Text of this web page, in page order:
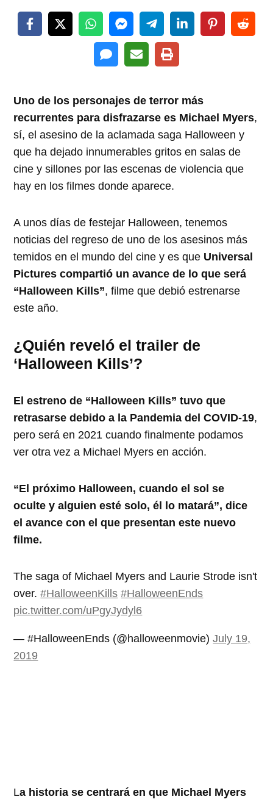
Uno de los personajes de terror más
recurrentes para disfrazarse es Michael Myers,
sí, el asesino de la aclamada saga Halloween y
que ha dejado innumerables gritos en salas de
cine y sillones por las escenas de violencia que
hay en los filmes donde aparece.
A unos días de festejar Halloween, tenemos
noticias del regreso de uno de los asesinos más
temidos en el mundo del cine y es que Universal
Pictures compartió un avance de lo que será
“Halloween Kills”, filme que debió estrenarse
este año.
¿Quién reveló el trailer de
‘Halloween Kills’?
El estreno de “Halloween Kills” tuvo que
retrasarse debido a la Pandemia del COVID-19,
pero será en 2021 cuando finalmente podamos
ver otra vez a Michael Myers en acción.
“El próximo Halloween, cuando el sol se
oculte y alguien esté solo, él lo matará”, dice
el avance con el que presentan este nuevo
filme.
The saga of Michael Myers and Laurie Strode isn't
over.#HalloweenKills #HalloweenEnds
pic.twitter.com/uPgyJydyl6
— #HalloweenEnds (@halloweenmovie)July 19,
2019
La historia se centrará en que Michael Myers